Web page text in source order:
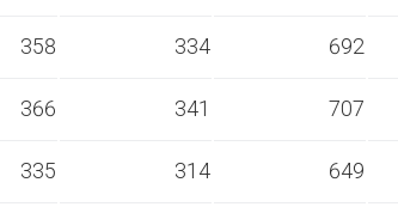
358 334 692
366 341 707
335 314 649